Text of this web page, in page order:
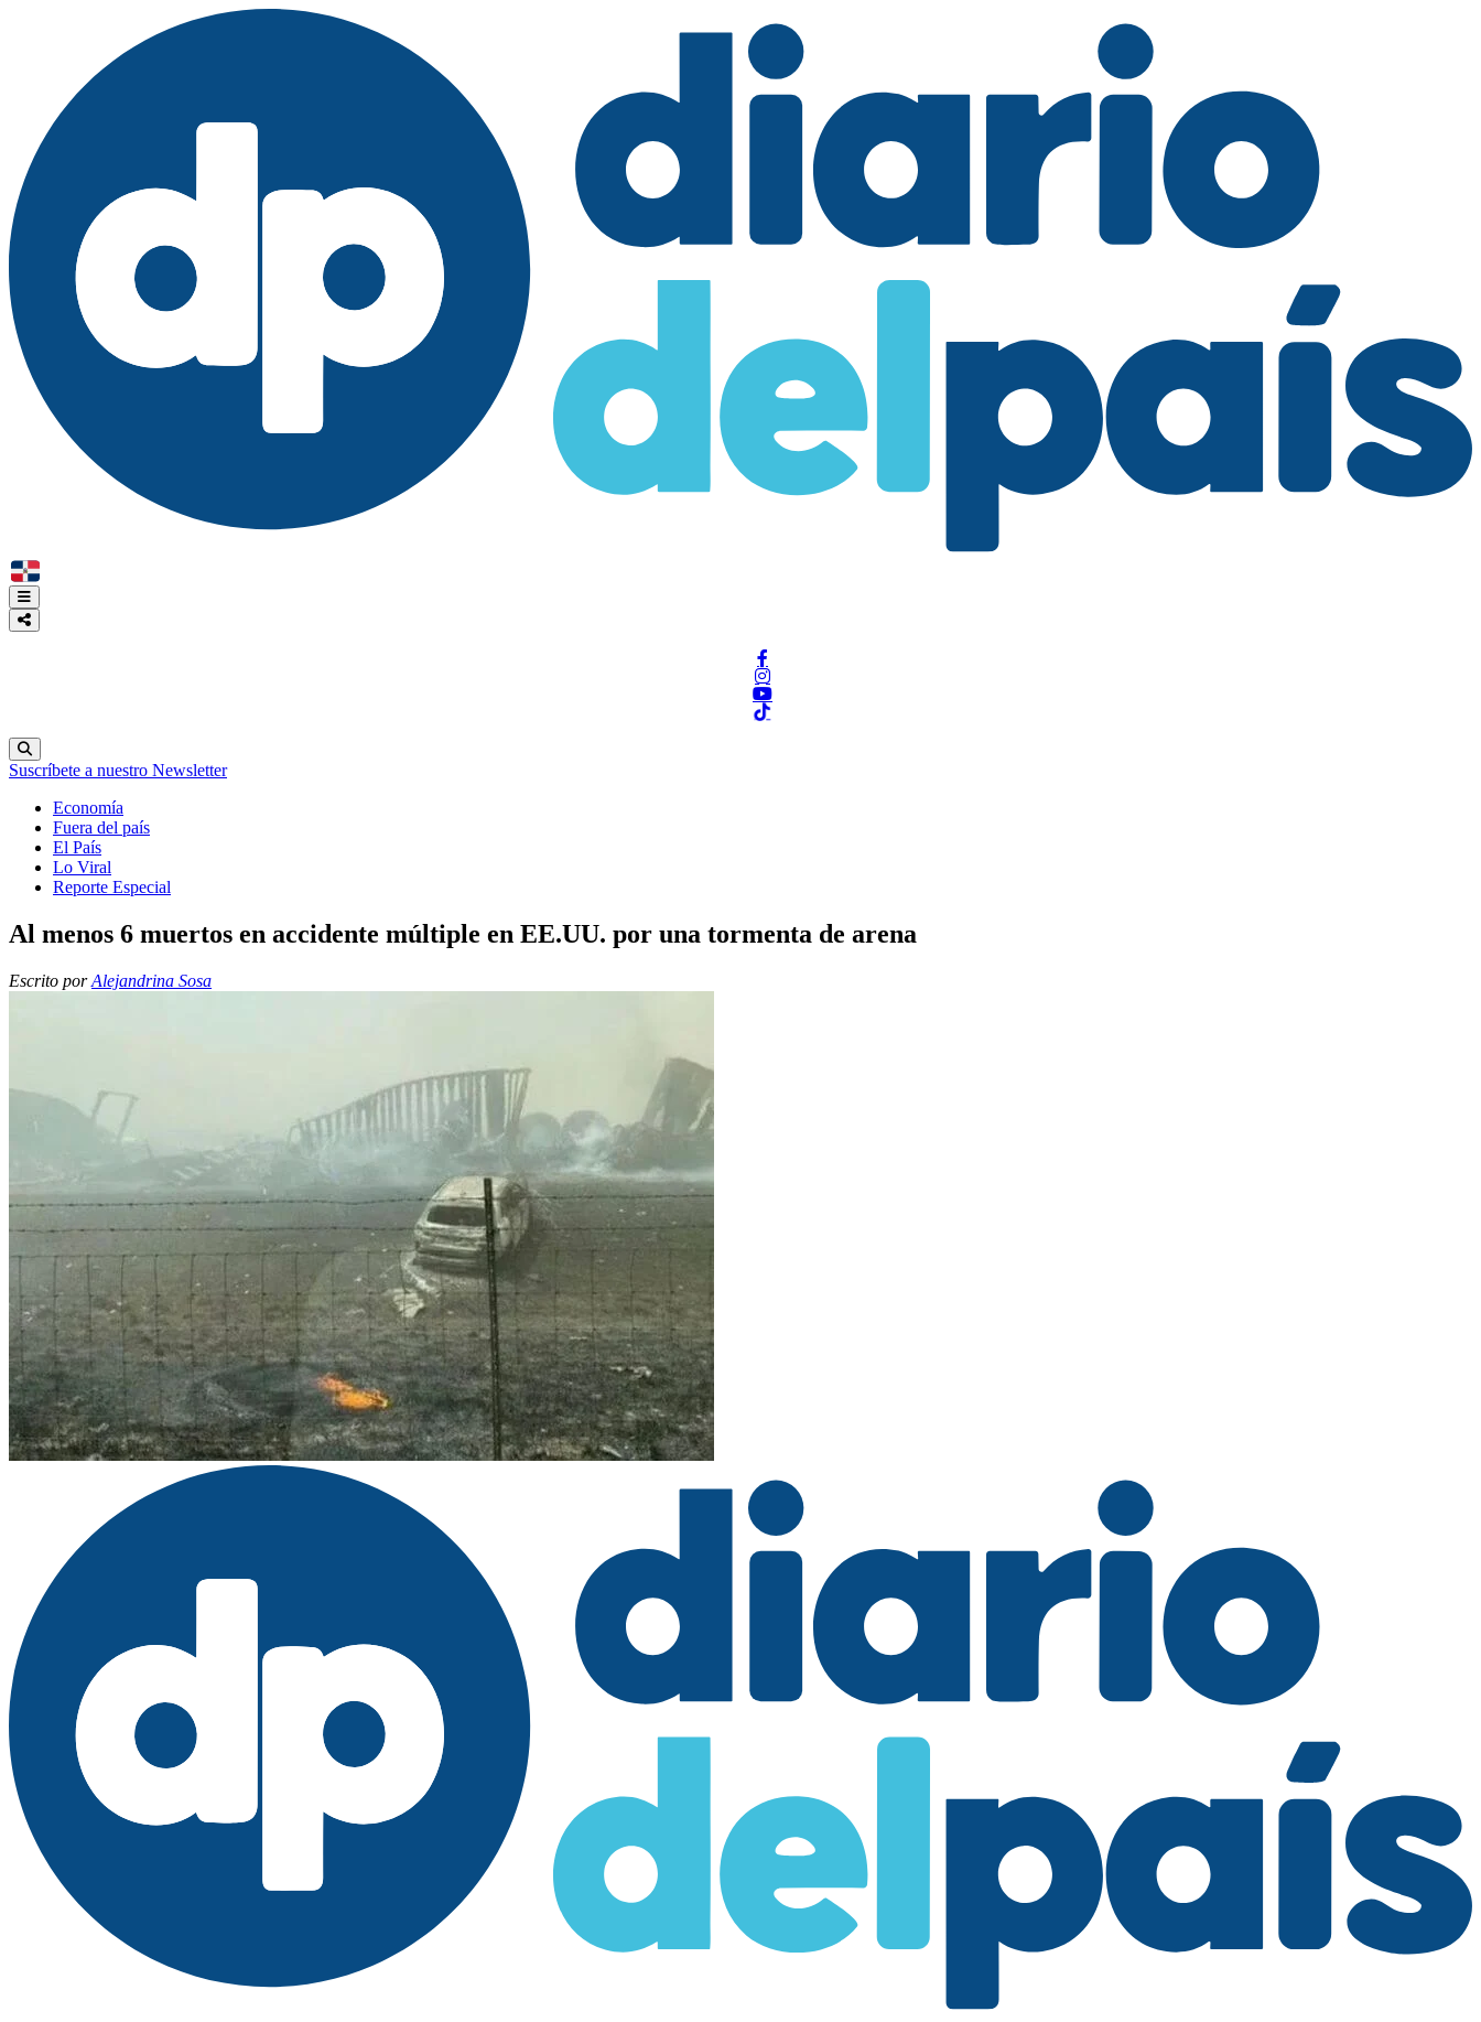
Suscríbete a nuestro Newsletter
Economía
Fuera del país
El País
Lo Viral
Reporte Especial
Al menos 6 muertos en accidente múltiple en EE.UU. por una tormenta de arena
Escrito porAlejandrina Sosa